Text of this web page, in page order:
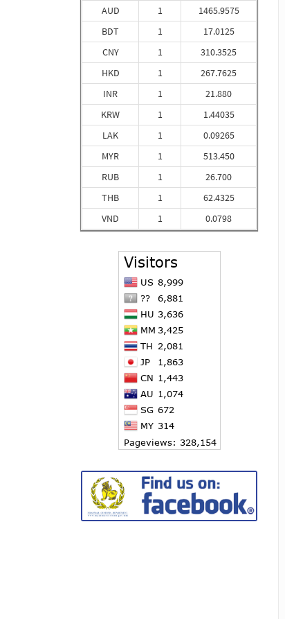
AUD
BDT
CNY
HKD
INR
KRW
LAK
MYR
RUB
THB
VND
1
1
1
1
1
1
1
1
1
1
1
1465.9575
17.0125
310.3525
267.7625
21.880
1.44035
0.09265
513.450
26.700
62.4325
0.0798